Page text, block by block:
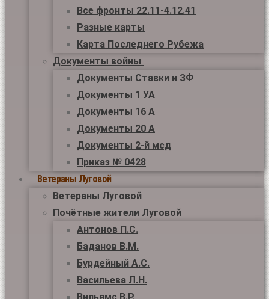
Все фронты 22.11-4.12.41
Разные карты
Карта Последнего Рубежа
Документы войны
Документы Ставки и ЗФ
Документы 1 УА
Документы 16 А
Документы 20 А
Документы 2-й мсд
Приказ № 0428
Ветераны Луговой
Ветераны Луговой
Почётные жители Луговой
Антонов П.С.
Баданов В.М.
Бурдейный А.С.
Васильева Л.Н.